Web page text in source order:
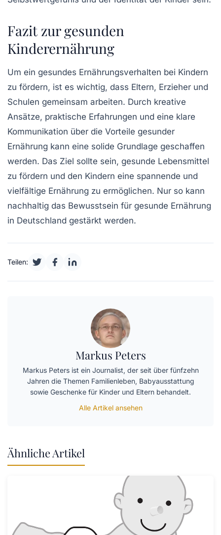
Fazit zur gesunden
Kinderernährung
Um ein gesundes Ernährungsverhalten bei Kindern
zu fördern, ist es wichtig, dass Eltern, Erzieher und
Schulen gemeinsam arbeiten. Durch kreative
Ansätze, praktische Erfahrungen und eine klare
Kommunikation über die Vorteile gesunder
Ernährung kann eine solide Grundlage geschaffen
werden. Das Ziel sollte sein, gesunde Lebensmittel
zu fördern und den Kindern eine spannende und
vielfältige Ernährung zu ermöglichen. Nur so kann
nachhaltig das Bewusstsein für gesunde Ernährung
in Deutschland gestärkt werden.
Teilen:
Markus Peters
Markus Peters ist ein Journalist, der seit über fünfzehn
Jahren die Themen Familienleben, Babyausstattung
sowie Geschenke für Kinder und Eltern behandelt.
Alle Artikel ansehen
Ähnliche Artikel